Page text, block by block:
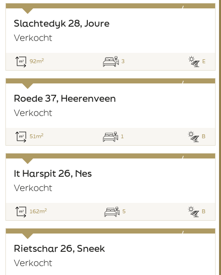
verkocht
Slachtedyk 28, Joure
Verkocht
92m2 3 E
verkocht
Roede 37, Heerenveen
Verkocht
51m2 1 B
verkocht
It Harspit 26, Nes
Verkocht
162m2 5 B
verkocht
Rietschar 26, Sneek
Verkocht